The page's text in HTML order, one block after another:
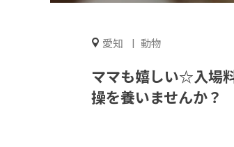
愛知 動物
ママも嬉しい☆入場
操を養いませんか？